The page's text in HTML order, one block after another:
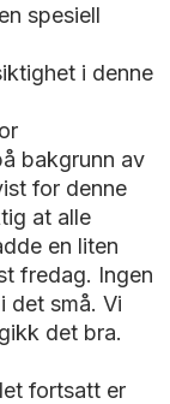
spesiell
i denne
bakgrunn av
for denne
at alle
en liten
fredag. Ingen
det små. Vi
det bra.
fortsatt er